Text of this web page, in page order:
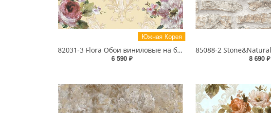
Южная Корея
82031-3 Flora Обои виниловые на бумажной основе 1.06*15.6
6 590 ₽
8 690 ₽